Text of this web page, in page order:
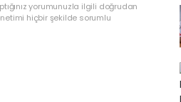
yorumunuzla ilgili doğrudan
hiçbir şekilde sorumlu